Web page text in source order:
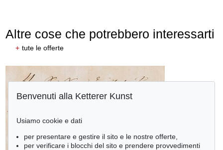
Altre cose che potrebbero interessarti
+ tute le offerte
Benvenuti alla Ketterer Kunst
Usiamo cookie e dati
per presentare e gestire il sito e le nostre offerte,
per verificare i blocchi del sito e prendere provvedimenti